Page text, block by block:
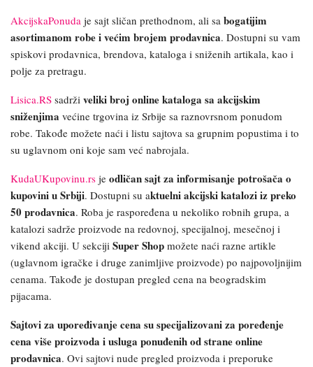
AkcijskaPonuda je sajt sličan prethodnom, ali sa bogatijim
asortimanom robe i većim brojem prodavnica. Dostupni su vam
spiskovi prodavnica, brendova, kataloga i sniženih artikala, kao i
polje za pretragu.
Lisica.RS sadrži veliki broj online kataloga sa akcijskim
sniženjima većine trgovina iz Srbije sa raznovrsnom ponudom
robe. Takođe možete naći i listu sajtova sa grupnim popustima i to
su uglavnom oni koje sam već nabrojala.
KudaUKupovinu.rs je odličan sajt za informisanje potrošača o
kupovini u Srbiji. Dostupni su aktuelni akcijski katalozi iz preko
50 prodavnica. Roba je raspoređena u nekoliko robnih grupa, a
katalozi sadrže proizvode na redovnoj, specijalnoj, mesečnoj i
vikend akciji. U sekciji Super Shop možete naći razne artikle
(uglavnom igračke i druge zanimljive proizvode) po najpovoljnijim
cenama. Takođe je dostupan pregled cena na beogradskim
pijacama.
Sajtovi za upoređivanje cena su specijalizovani za poređenje
cena više proizvoda i usluga ponuđenih od strane online
prodavnica. Ovi sajtovi nude pregled proizvoda i preporuke